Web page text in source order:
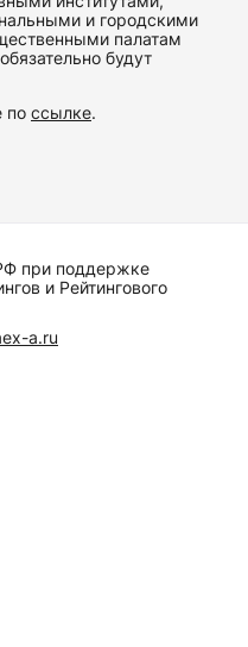
и городскими
палатам
будут
по ссылке.
при поддержке
и Рейтингового
a.ru